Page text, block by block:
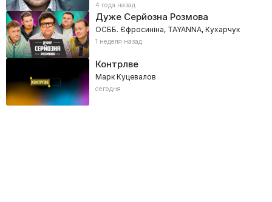
4 года назад
Дуже Серйозна Розмова
ОСББ. Єфросиніна, TAYANNA, Кухарчук
1 неделя назад
Контрлве
Марк Куцевалов
сегодня